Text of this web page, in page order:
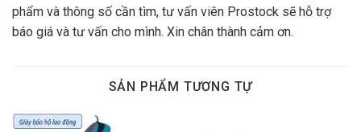
phẩm và thông số cần tìm, tư vấn viên Prostock sẽ hỗ trợ
báo giá và tư vấn cho mình. Xin chân thành cảm ơn.
SẢN PHẨM TƯƠNG TỰ